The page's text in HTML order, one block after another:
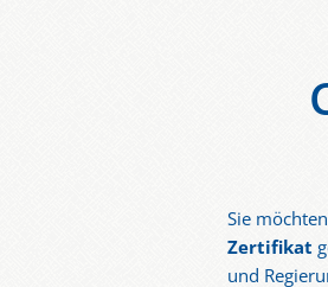
Sie
Zertifikat
und